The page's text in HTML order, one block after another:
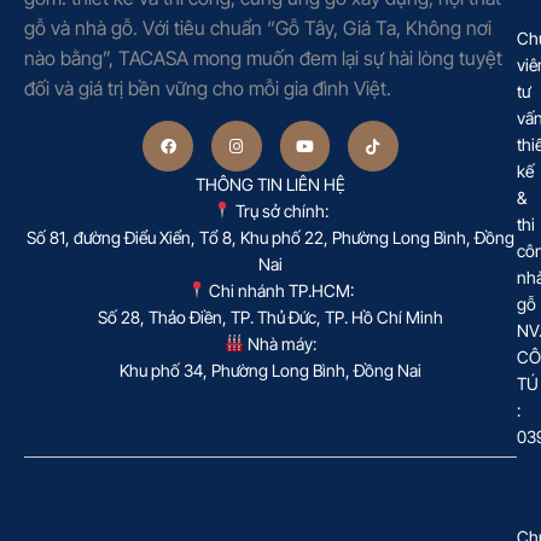
gỗ và nhà gỗ. Với tiêu chuẩn “Gỗ Tây, Giá Ta, Không nơi
nào bằng”, TACASA mong muốn đem lại sự hài lòng tuyệt
đối và giá trị bền vững cho mỗi gia đình Việt.
THÔNG TIN LIÊN HỆ
Trụ sở chính:
Số 81, đường Điểu Xiển, Tổ 8, Khu phố 22, Phường Long Bình, Đồng
Nai
Chi nhánh TP.HCM:
Số 28, Thảo Điền, TP. Thủ Đức, TP. Hồ Chí Minh
Nhà máy:
Khu phố 34, Phường Long Bình, Đồng Nai
tư
kế
&
thi
gỗ
NV.
TÚ
: